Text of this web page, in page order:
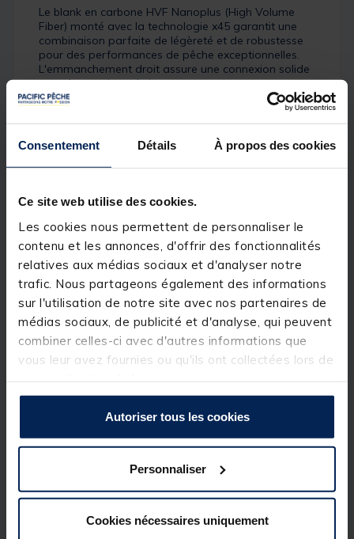
Consentement Détails À propos des cookies
Ce site web utilise des cookies.
Les cookies nous permettent de personnaliser le
contenu et les annonces, d'offrir des fonctionnalités
relatives aux médias sociaux et d'analyser notre
trafic. Nous partageons également des informations
sur l'utilisation de notre site avec nos partenaires de
médias sociaux, de publicité et d'analyse, qui peuvent
combiner celles-ci avec d'autres informations que
vous leur avez fournies ou qu'ils ont collectées lors de
Autoriser tous les cookies
Personnaliser
Cookies nécessaires uniquement
Le blank en carbone HVF Nanoplus (High Volume
Fiber) monté avec la technologie x45 garantit une
combinaison parfaite de légèreté et de robustesse
pour des performances de pêche exceptionnelles.
L'emmanchement droit assure une connexion solide
entre les sections de la canne.
Les anneaux Fuji K alconite sont réputés pour leur
durabilité et leur capacité à réduire les frottements
lors du lancer, améliorant ainsi la distance et la
précision de vos lancers. Le porte-moulinet Fuji PTS
assure une fixation fiable du moulinet.
La poignée en EVA offre un confort optimal pendant
de longues sessions de pêche. L'action rapide,
typique du slow jigging, permet de ressentir les
touches et de réagir rapidement. De plus, une
housse en nylon est incluse pour protéger votre
canne lors du transport. Les cannes Lexa sont un
choix incontournable pour les pêcheurs à la
recherche d'une canne de haute qualité pour le slow
jigging.
Détails
Caractéristiques :
Blank carbone HVF Nanoplus (High Volume Fiber)
monté avec la technologie x45
Emmanchement droit
Fuji K alconite
Porte moulinet Fuji PTS
Housse nylon
Nombre d'anneaux : 10